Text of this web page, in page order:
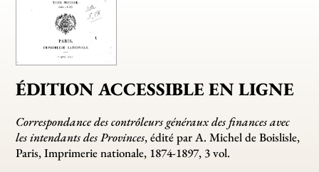
ÉDITION ACCESSIBLE EN LIGNE
Correspondance des contrôleurs généraux des finances avec
les intendants des Provinces, édité par A. Michel de Boislisle,
Paris, Imprimerie nationale, 1874-1897, 3 vol.